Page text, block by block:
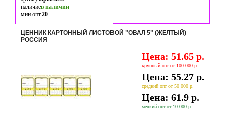
наличиев наличии
мин опт.20
ЦЕННИК КАРТОННЫЙ ЛИСТОВОЙ "ОВАЛ 5" (ЖЕЛТЫЙ)
РОССИЯ
Цена: 51.65 р.
крупный опт от 100 000 р.
Цена: 55.27 р.
средний опт от 50 000 р.
Цена: 61.9 р.
мелкий опт от 10 000 р.